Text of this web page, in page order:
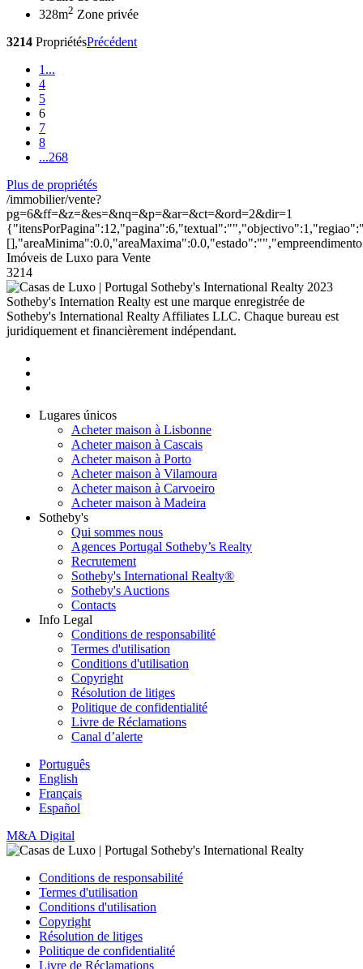
328m2 Zone privée
3214 PropriétésPrécédent
1 ...
4
5
6
7
8
...268
Plus de propriétés
/immobilier/vente?
pg=6&ff=&z=&es=&nq=&p=&ar=&ct=&ord=2&dir=1
Imóveis de Luxo para Vente
3214
2023
Sotheby's Internation Realty est une marque enregistrée de
Sotheby's International Realty Affiliates LLC. Chaque bureau est
juridiquement et financièrement indépendant.
Lugares únicos
Acheter maison à Lisbonne
Acheter maison à Cascais
Acheter maison à Porto
Acheter maison à Vilamoura
Acheter maison à Carvoeiro
Acheter maison à Madeira
Sotheby's
Qui sommes nous
Agences Portugal Sotheby’s Realty
Recrutement
Sotheby's International Realty®
Sotheby's Auctions
Contacts
Info Legal
Conditions de responsabilité
Termes d'utilisation
Conditions d'utilisation
Copyright
Résolution de litiges
Politique de confidentialité
Livre de Réclamations
Canal d’alerte
Português
English
Français
Español
M&A Digital
Conditions de responsabilité
Termes d'utilisation
Conditions d'utilisation
Copyright
Résolution de litiges
Politique de confidentialité
Livre de Réclamations